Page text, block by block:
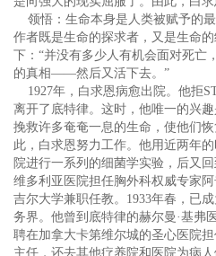
领悟：生命本身是人类被赋予的
作者既是生命的探求者，又是生命
下：“并没有多少人有机会面对死亡
的真相——然后又活下去。”
1927年，白求恩病愈出院。他拒
离开了底特律。这时，他唯一的兴
挽救许多奄奄一息的生命，使他们
此，白求恩努力工作。他用近两年
院进行一系列的细菌学实验，后又
维多利亚医院担任胸外科权威专家
吉尔大学兼职任教。1933年春，已
务界。他曾到底特律的赫尔曼·基弗
聘在加拿大卡第维尔城的圣心医院
主任，还去其他疗养院和医院为病